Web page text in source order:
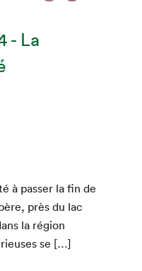
- La
à pass­er la fin de
près du lac
la région
se […]